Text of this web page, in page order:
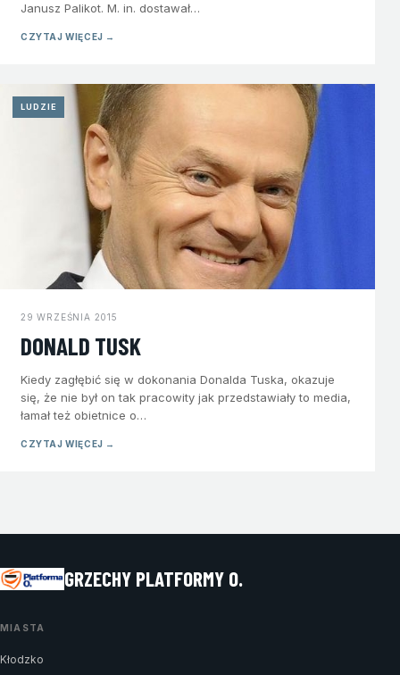
Janusz Palikot. M. in. dostawał…
CZYTAJ WIĘCEJ →
LUDZIE
29 WRZEŚNIA 2015
DONALD TUSK
Kiedy zagłębić się w dokonania Donalda Tuska, okazuje
się, że nie był on tak pracowity jak przedstawiały to media,
łamał też obietnice o…
CZYTAJ WIĘCEJ →
GRZECHY PLATFORMY O.
MIASTA
Kłodzko